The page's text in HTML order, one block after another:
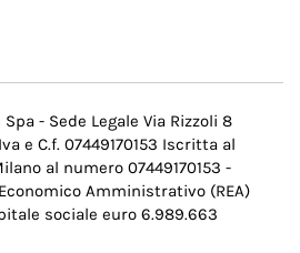
- Sede Legale Via Rizzoli 8
e C.f. 07449170153 Iscritta al
al numero 07449170153 -
Amministrativo (REA)
sociale euro 6.989.663